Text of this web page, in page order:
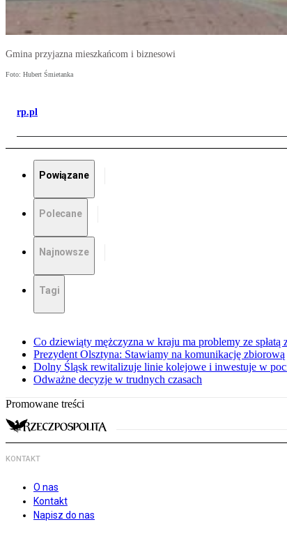
Gmina przyjazna mieszkańcom i biznesowi
Foto: Hubert Śmietanka
rp.pl
Powiązane
Polecane
Najnowsze
Tagi
Co dziewiąty mężczyzna w kraju ma problemy ze spłatą
Prezydent Olsztyna: Stawiamy na komunikację zbiorową
Dolny Śląsk rewitalizuje linie kolejowe i inwestuje w
Odważne decyzje w trudnych czasach
Promowane treści
KONTAKT
O nas
Kontakt
Napisz do nas